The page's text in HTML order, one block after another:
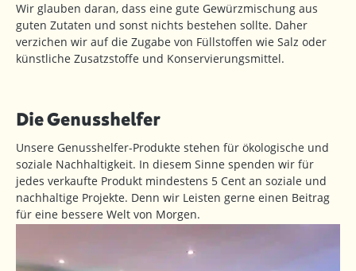
Wir glauben daran, dass eine gute Gewürzmischung aus
guten Zutaten und sonst nichts bestehen sollte. Daher
verzichen wir auf die Zugabe von Füllstoffen wie Salz oder
künstliche Zusatzstoffe und Konservierungsmittel.
Die Genusshelfer
Unsere Genusshelfer-Produkte stehen für ökologische und
soziale Nachhaltigkeit. In diesem Sinne spenden wir für
jedes verkaufte Produkt mindestens 5 Cent an soziale und
nachhaltige Projekte. Denn wir Leisten gerne einen Beitrag
für eine bessere Welt von Morgen.